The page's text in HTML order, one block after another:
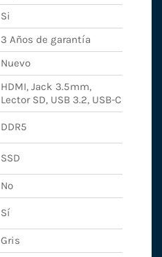
Si
3 Años de garantía
Nuevo
HDMI, Jack 3.5mm,
Lector SD, USB 3.2, USB-C
DDR5
SSD
No
Sí
Gris